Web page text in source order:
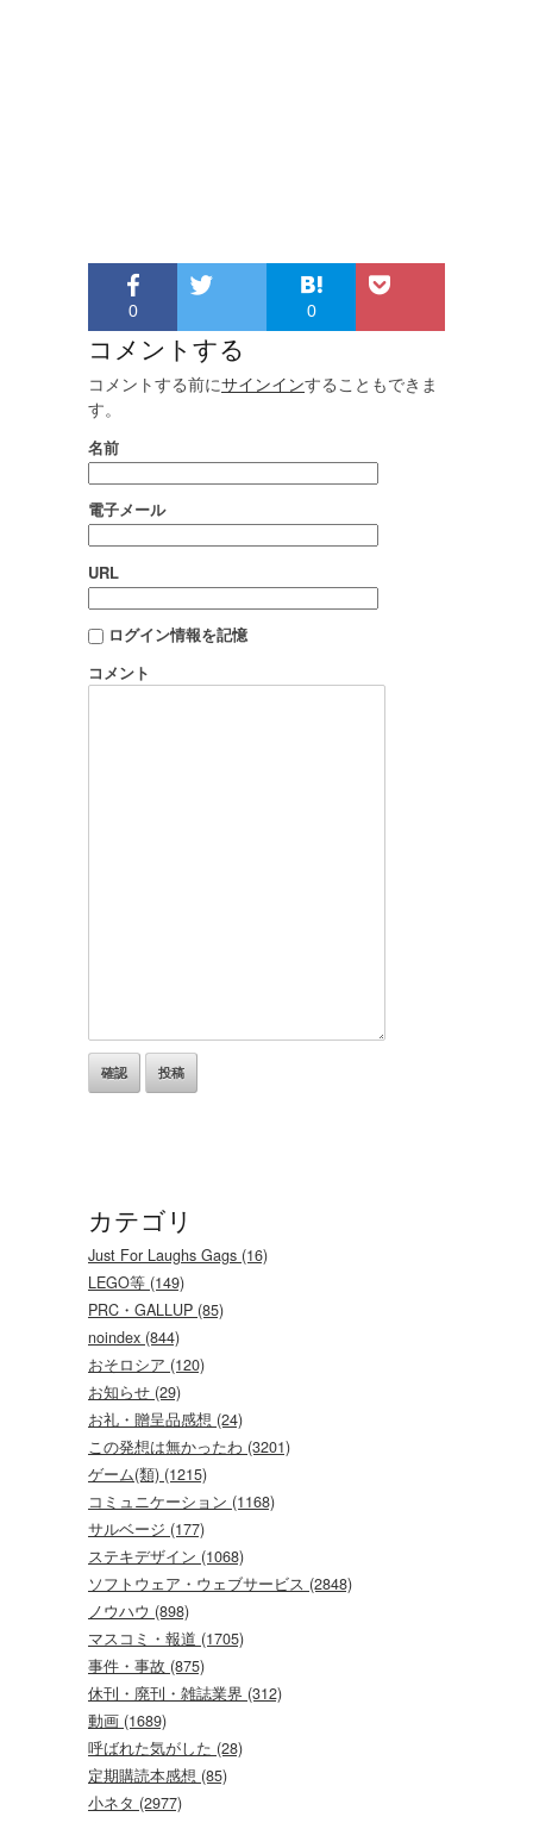
0 0
コメントする
コメントする前にサインインすることもできま
す。
名前
電子メール
URL
ログイン情報を記憶
コメント
カテゴリ
Just For Laughs Gags (16)
LEGO等 (149)
PRC・GALLUP (85)
noindex (844)
おそロシア (120)
お知らせ (29)
お礼・贈呈品感想 (24)
この発想は無かったわ (3201)
ゲーム(類) (1215)
コミュニケーション (1168)
サルベージ (177)
ステキデザイン (1068)
ソフトウェア・ウェブサービス (2848)
ノウハウ (898)
マスコミ・報道 (1705)
事件・事故 (875)
休刊・廃刊・雑誌業界 (312)
動画 (1689)
呼ばれた気がした (28)
定期購読本感想 (85)
小ネタ (2977)